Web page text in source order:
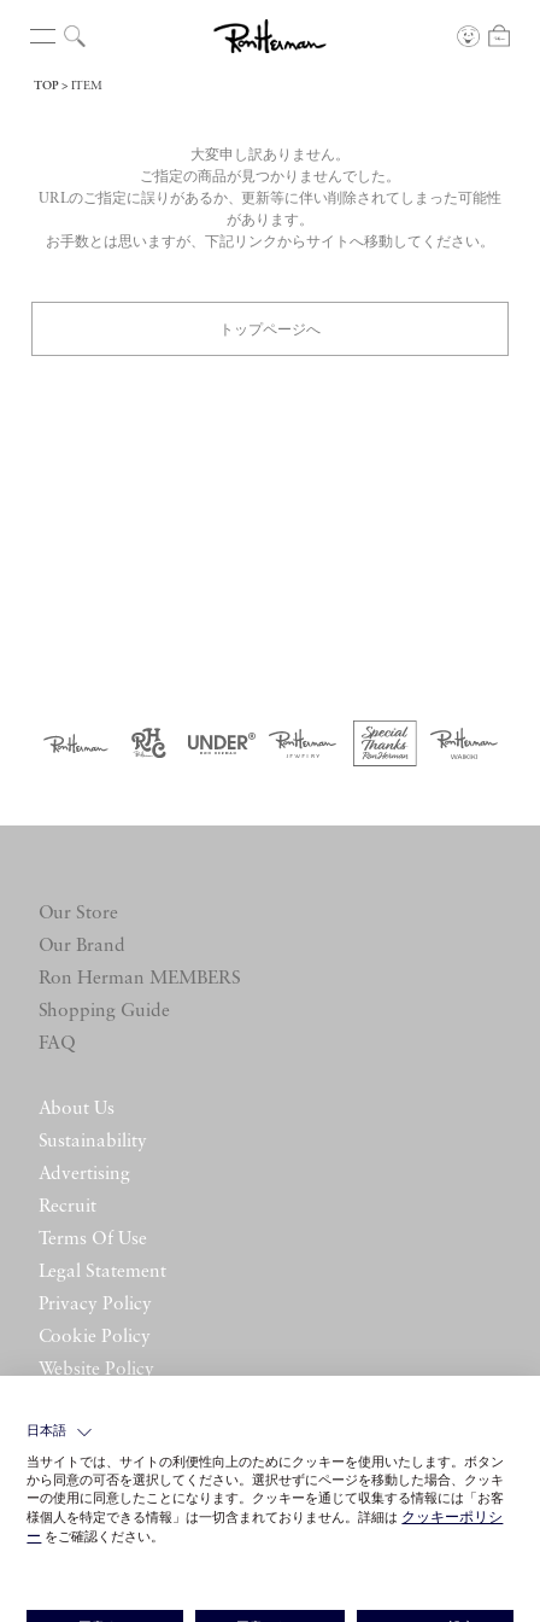
TOP ITEM
大変申し訳ありません。
ご指定の商品が見つかりませんでした。
URLのご指定に誤りがあるか、更新等に伴い削除されてしまった可能性
があります。
お手数とは思いますが、下記リンクからサイトへ移動してください。
トップページへ
Our Store
Our Brand
Ron Herman MEMBERS
Shopping Guide
FAQ
About Us
Sustainability
Advertising
Recruit
Terms Of Use
Legal Statement
Privacy Policy
Cookie Policy
Website Policy
日本語
当サイトでは、サイトの利便性向上のためにクッキーを使用いたします。ボタン
から同意の可否を選択してください。選択せずにページを移動した場合、クッキ
ーの使用に同意したことになります。クッキーを通じて収集する情報には「お客
様個人を特定できる情報」は一切含まれておりません。詳細は クッキーポリシ
ー をご確認ください。